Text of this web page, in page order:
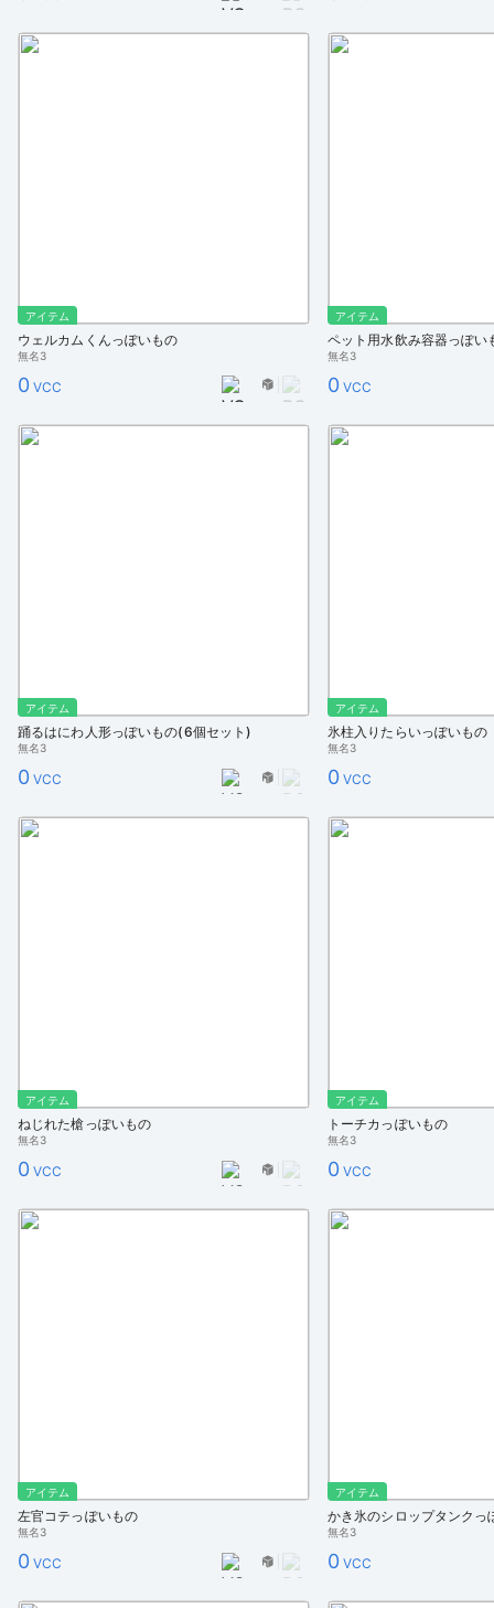
アイテム
ウェルカムくんっぽいもの
無名3
0 VCC
アイテム
ペット用水飲み容器っぽい
無名3
0 VCC
アイテム
踊るはにわ人形っぽいもの(6個セット)
無名3
0 VCC
アイテム
氷柱入りたらいっぽいもの
無名3
0 VCC
アイテム
ねじれた槍っぽいもの
無名3
0 VCC
アイテム
トーチカっぽいもの
無名3
0 VCC
アイテム
左官コテっぽいもの
無名3
0 VCC
アイテム
かき氷のシロップタンクっ
無名3
0 VCC